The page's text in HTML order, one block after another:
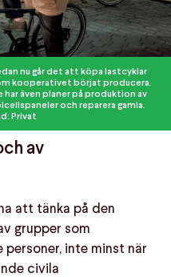
nu går det att köpa lastcyklar
kooperativet börjat producera.
har även planer på produktion av
och reparera gamla.
Privat
av
att tänka på den
grupper som
inte minst när
civila